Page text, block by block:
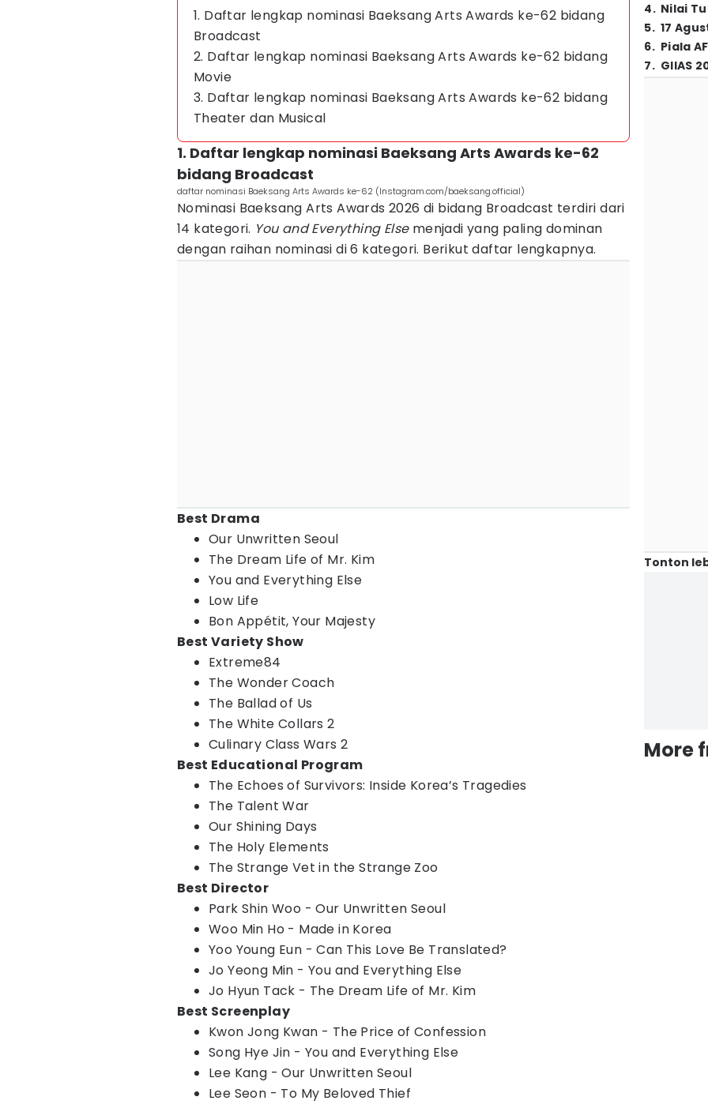
1. Daftar lengkap nominasi Baeksang Arts Awards ke-62 bidang
Broadcast
2. Daftar lengkap nominasi Baeksang Arts Awards ke-62 bidang
Movie
3. Daftar lengkap nominasi Baeksang Arts Awards ke-62 bidang
Theater dan Musical
1. Daftar lengkap nominasi Baeksang Arts Awards ke-62
bidang Broadcast
daftar nominasi Baeksang Arts Awards ke-62 (Instagram.com/baeksang.official)
Nominasi Baeksang Arts Awards 2026 di bidang Broadcast terdiri dari
14 kategori. You and Everything Elsemenjadi yang paling dominan
dengan raihan nominasi di 6 kategori. Berikut daftar lengkapnya.
Best Drama
Our Unwritten Seoul
The Dream Life of Mr. Kim
You and Everything Else
Low Life
Bon Appétit, Your Majesty
Best Variety Show
Extreme84
The Wonder Coach
The Ballad of Us
The White Collars 2
Culinary Class Wars 2
Best Educational Program
The Echoes of Survivors: Inside Korea’s Tragedies
The Talent War
Our Shining Days
The Holy Elements
The Strange Vet in the Strange Zoo
Best Director
Park Shin Woo - Our Unwritten Seoul
Woo Min Ho - Made in Korea
Yoo Young Eun - Can This Love Be Translated?
Jo Yeong Min - You and Everything Else
Jo Hyun Tack - The Dream Life of Mr. Kim
Best Screenplay
Kwon Jong Kwan - The Price of Confession
Song Hye Jin - You and Everything Else
Lee Kang - Our Unwritten Seoul
Lee Seon - To My Beloved Thief
4. Nilai
5. 17
6. Piala
7. GIIAS
Tonton
More